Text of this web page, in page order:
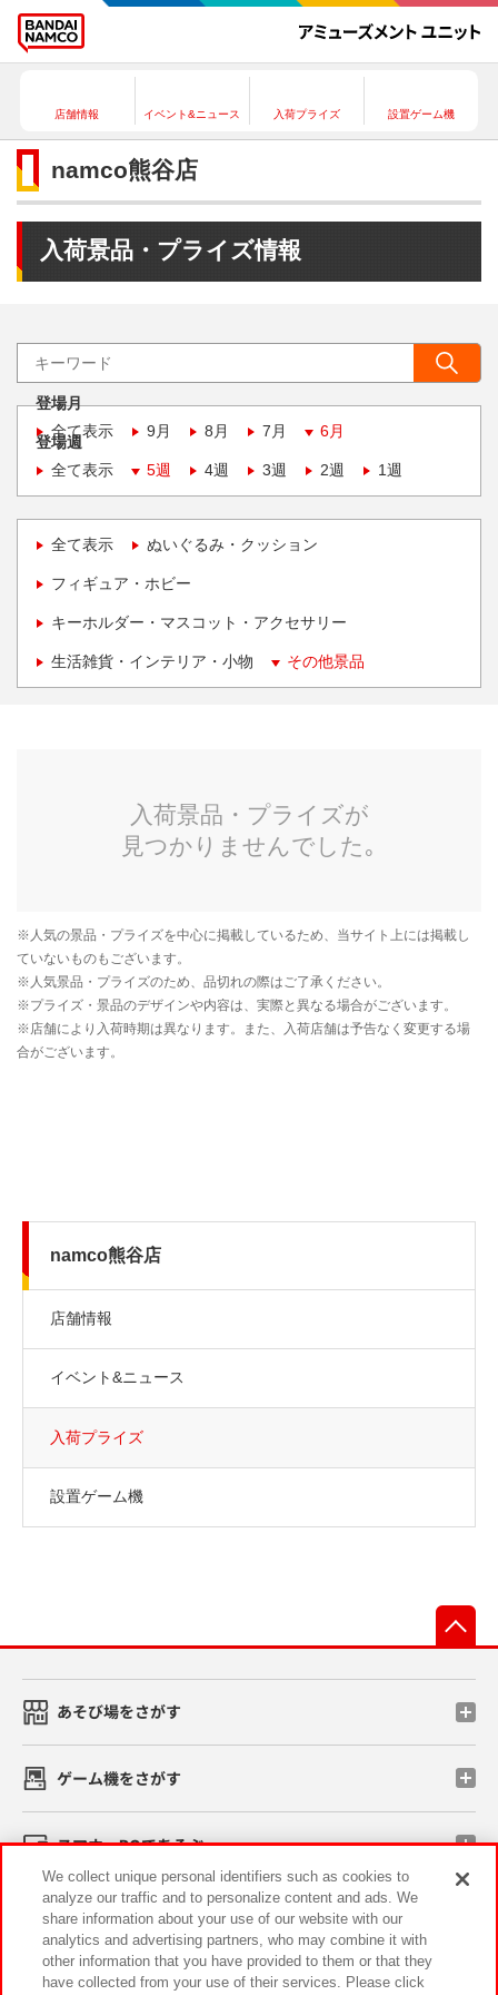
店舗情報 イベント&ニュース 入荷プライズ 設置ゲーム機
namco熊谷店
入荷景品・プライズ情報
登場月
全て表示
9月 8月 7月 6月
登場週
全て表示
5週 4週 3週 2週 1週
全て表示 ぬいぐるみ・クッション
フィギュア・ホビー
キーホルダー・マスコット・アクセサリー
生活雑貨・インテリア・小物 その他景品
namco熊谷店
店舗情報
イベント&ニュース
入荷プライズ
設置ゲーム機
あそび場をさがす
ゲーム機をさがす
スマホ・PCであそぶ
イベント・キャンペーン
We collect unique personal identifiers such as cookies to
analyze our traffic and to personalize content and ads. We
share information about your use of our website with our
analytics and advertising partners, who may combine it with
other information that you have provided to them or that they
have collected from your use of their services. Please click